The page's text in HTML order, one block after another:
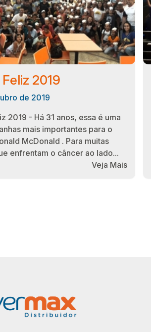
2019
de 2019
2019 - Há 31 anos, essa é uma
mais importantes para o
McDonald . Para muitas
enfrentam o câncer ao lado...
Veja Mais